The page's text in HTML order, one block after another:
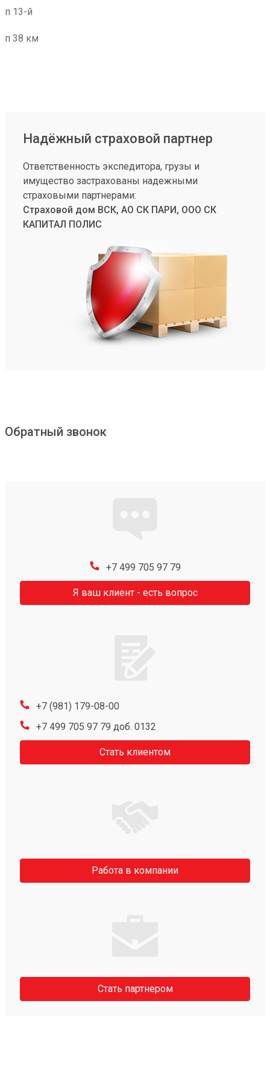
п 13-й
п 38 км
Надёжный страховой партнер
Ответственность экспедитора, грузы и
имущество застрахованы надежными
страховыми партнерами:
Страховой дом ВСК, АО СК ПАРИ, ООО СК
КАПИТАЛ ПОЛИС
Обратный звонок
+7 499 705 97 79
Я ваш клиент - есть вопрос
+7 (981) 179-08-00
+7 499 705 97 79 доб. 0132
Стать клиентом
Работа в компании
Стать партнером